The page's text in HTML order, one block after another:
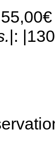
|: